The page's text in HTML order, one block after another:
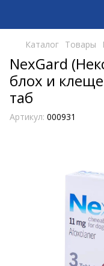
Каталог Товары
NexGard
блох и
таб
Артикул: 000931